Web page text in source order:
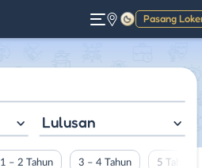
Pasang
Gelap
Lulusan
1 – 2 Tahun 3 – 4 Tahun 5 Tahun